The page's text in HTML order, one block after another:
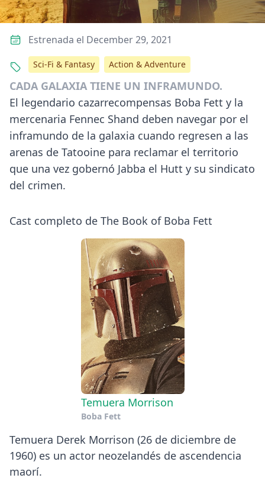
CADA GALAXIA TIENE UN INFRAMUNDO.
El legendario cazarrecompensas Boba Fett y la
mercenaria Fennec Shand deben navegar por el
inframundo de la galaxia cuando regresen a las
arenas de Tatooine para reclamar el territorio
que una vez gobernó Jabba el Hutt y su sindicato
del crimen.
Cast completo de The Book of Boba Fett
Temuera Morrison
Boba Fett
Temuera Derek Morrison (26 de diciembre de
1960) es un actor neozelandés de ascendencia
maorí.
Estrenada el December 29, 2021
Sci-Fi & Fantasy Action & Adventure